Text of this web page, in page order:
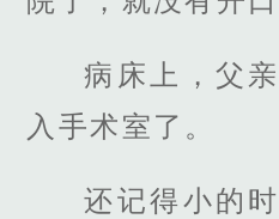
病床上，父
入手术室了。
还记得小的